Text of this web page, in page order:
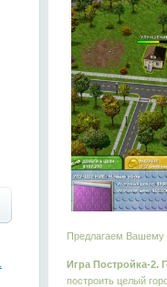
Предлагаем Вашему
Игра Постройка-2.
построить целый